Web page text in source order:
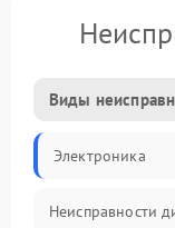
Виды
Электроника
Неисправности